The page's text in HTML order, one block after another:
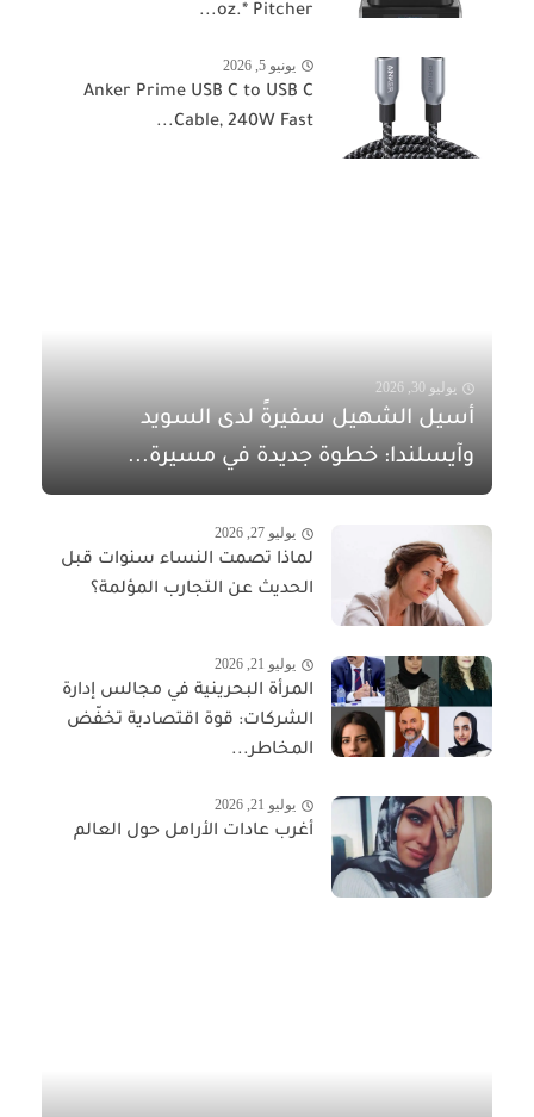
oz.* Pitcher...
يونيو 5, 2026
Anker Prime USB C to USB C
Cable, 240W Fast...
يوليو 30, 2026
أسيل الشهيل سفيرةً لدى السويد
وآيسلندا: خطوة جديدة في مسيرة...
يوليو 27, 2026
لماذا تصمت النساء سنوات قبل
الحديث عن التجارب المؤلمة؟
يوليو 21, 2026
المرأة البحرينية في مجالس إدارة
الشركات: قوة اقتصادية تخفّض
المخاطر...
يوليو 21, 2026
أغرب عادات الأرامل حول العالم